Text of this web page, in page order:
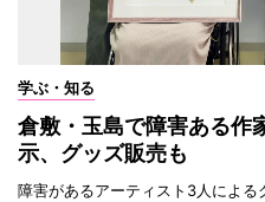
学ぶ・知る
倉敷・玉島で障害ある作
示、グッズ販売も
障害があるアーティスト3人によ